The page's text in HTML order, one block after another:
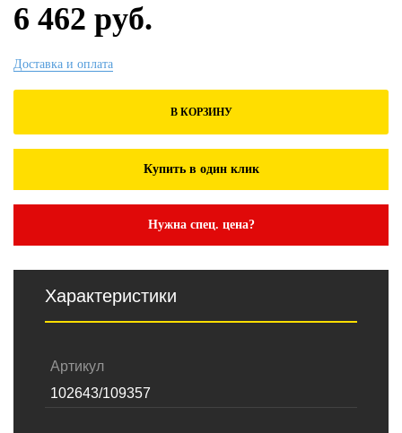
6 462 руб.
Доставка и оплата
В КОРЗИНУ
Купить в один клик
Нужна спец. цена?
Характеристики
Артикул
102643/109357